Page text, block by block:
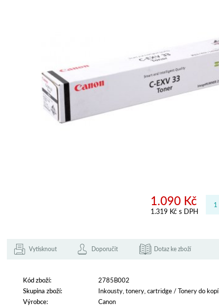
1.090 Kč
1.319 Kč s DPH
Vytisknout Doporučit Dotaz ke zboží
Kód zboží:
2785B002
Skupina zboží:
Inkousty, tonery, cartridge /Tonery do
Výrobce:
Canon